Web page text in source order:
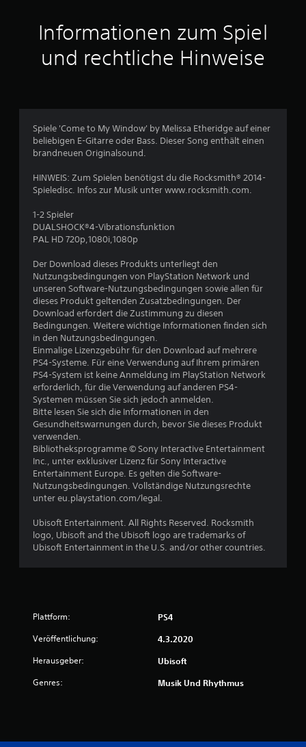
t
u
g
e
Informationen zum Spiel
und rechtliche Hinweise
Spiele 'Come to My Window' by Melissa Etheridge auf einer
beliebigen E-Gitarre oder Bass. Dieser Song enthält einen
brandneuen Originalsound.
HINWEIS: Zum Spielen benötigst du die Rocksmith® 2014-
Spieledisc. Infos zur Musik unter www.rocksmith.com.
1-2 Spieler
DUALSHOCK®4-Vibrationsfunktion
PAL HD 720p,1080i,1080p
Der Download dieses Produkts unterliegt den
Nutzungsbedingungen von PlayStation Network und
unseren Software-Nutzungsbedingungen sowie allen für
dieses Produkt geltenden Zusatzbedingungen. Der
Download erfordert die Zustimmung zu diesen
Bedingungen. Weitere wichtige Informationen finden sich
in den Nutzungsbedingungen.
Einmalige Lizenzgebühr für den Download auf mehrere
PS4-Systeme. Für eine Verwendung auf Ihrem primären
PS4-System ist keine Anmeldung im PlayStation Network
erforderlich, für die Verwendung auf anderen PS4-
Systemen müssen Sie sich jedoch anmelden.
Bitte lesen Sie sich die Informationen in den
Gesundheitswarnungen durch, bevor Sie dieses Produkt
verwenden.
Bibliotheksprogramme © Sony Interactive Entertainment
Inc., unter exklusiver Lizenz für Sony Interactive
Entertainment Europe. Es gelten die Software-
Nutzungsbedingungen. Vollständige Nutzungsrechte
unter eu.playstation.com/legal.
Ubisoft Entertainment. All Rights Reserved. Rocksmith
logo, Ubisoft and the Ubisoft logo are trademarks of
Ubisoft Entertainment in the U.S. and/or other countries.
Plattform: PS4
Veröffentlichung: 4.3.2020
Herausgeber: Ubisoft
Genres: Musik Und Rhythmus